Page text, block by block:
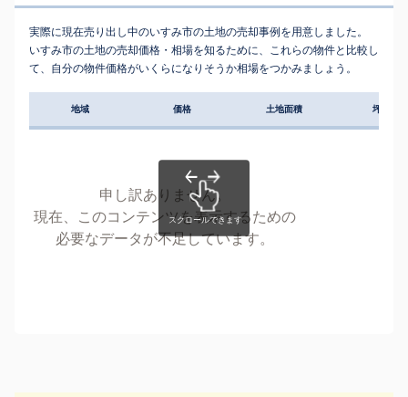
実際に現在売り出し中のいすみ市の土地の売却事例を用意しました。
いすみ市の土地の売却価格・相場を知るために、これらの物件と比較し
て、自分の物件価格がいくらになりそうか相場をつかみましょう。
地域 価格 土地面積 坪単価
申し訳ありません。
現在、このコンテンツを表示するための
必要なデータが不足しています。